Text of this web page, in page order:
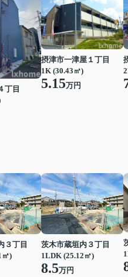
丁目
摂津市一津屋１丁目
1K (30.43㎡)
5.15万円
３丁目
㎡)
茨木市蔵垣内３丁目
1LDK (25.12㎡)
8.5万円